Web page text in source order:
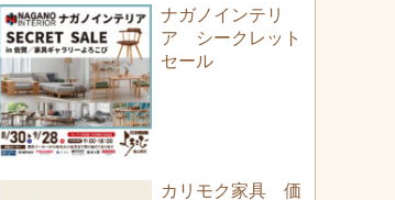
ナガノインテリ
ア シークレット
セール
カリモク家具 価